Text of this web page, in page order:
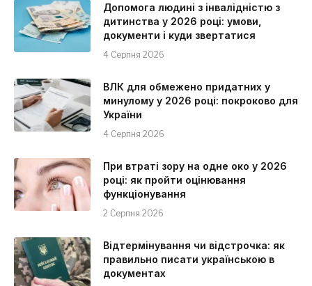
Допомога людині з інвалідністю з
дитинства у 2026 році: умови,
документи і куди звертатися
4 Серпня 2026
ВЛК для обмежено придатних у
минулому у 2026 році: покроково для
України
4 Серпня 2026
При втраті зору на одне око у 2026
році: як пройти оцінювання
функціонування
2 Серпня 2026
Відтермінування чи відстрочка: як
правильно писати українською в
документах